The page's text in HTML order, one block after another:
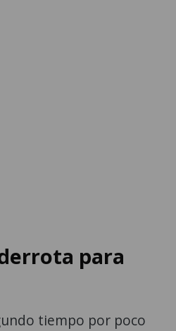
para
tiempo por poco